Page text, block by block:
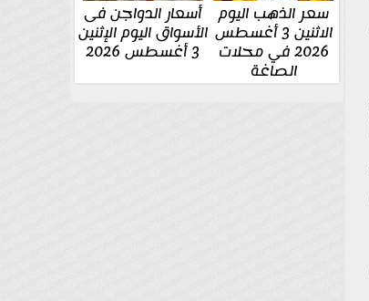
سعر الذهب اليوم
الاثنين 3 أغسطس
2026 في محلات
الصاغة
أسعار الدواجن فى
الأسواق اليوم الإثنين
3 أغسطس 2026